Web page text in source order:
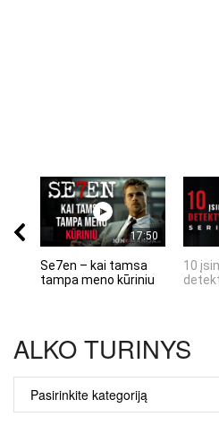
17:50
Se7en – kai tamsa
tampa meno kūriniu
10
ALKO TURINYS
ALKO
TURINYS